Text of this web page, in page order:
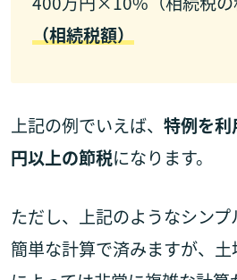
（相続税額）
上記の例でいえば、 特例を
円以上の節税になります。
ただし、上記のようなシン
簡単な計算で済みますが、